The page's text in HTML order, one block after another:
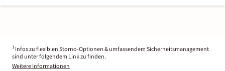
1 Infos zu flexiblen Storno-Optionen & umfassendem Sicherheitsmanagement
sind unter folgendem Link zu finden.
Weitere Informationen